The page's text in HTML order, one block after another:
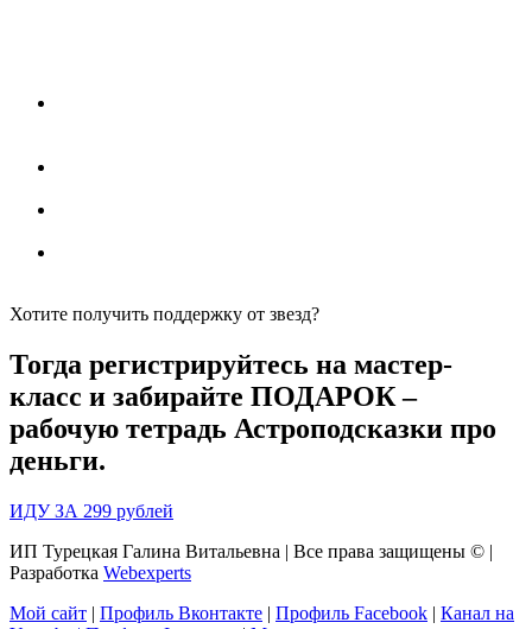
Хотите получить поддержку от звезд?
Тогда регистрируйтесь на мастер-
класс и забирайте ПОДАРОК –
рабочую тетрадь Астроподсказки про
деньги.
ИДУ ЗА 299 рублей
ИП Турецкая Галина Витальевна | Все права защищены © |
Разработка Webexperts
Мой сайт | Профиль Вконтакте | Профиль Facebook | Канал на